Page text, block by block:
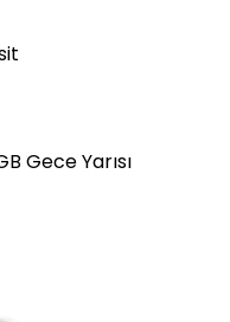
Gece Yarısı